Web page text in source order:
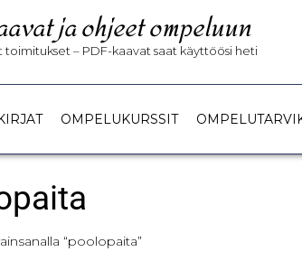
ja ohjeet ompeluun
– PDF-kaavat saat käyttöösi heti
OMPELUKURSSIT
“poolopaita”